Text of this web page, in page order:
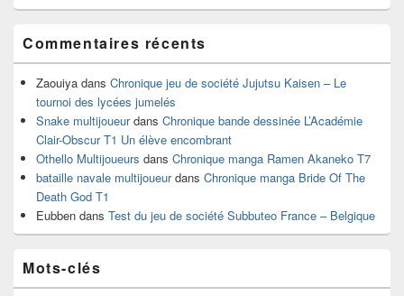
Commentaires récents
Zaouiya dans Chronique jeu de société Jujutsu Kaisen – Le
tournoi des lycées jumelés
Snake multijoueurdans Chronique bande dessinée L’Académie
Clair-Obscur T1 Un élève encombrant
Othello Multijoueurs dans Chronique manga Ramen Akaneko T7
bataille navale multijoueurdans Chronique manga Bride Of The
Death God T1
Eubben dans Test du jeu de société Subbuteo France – Belgique
Mots-clés